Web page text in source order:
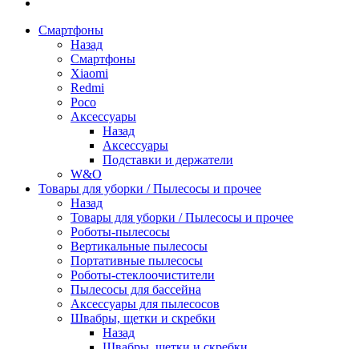
Смартфоны
Назад
Смартфоны
Xiaomi
Redmi
Poco
Аксессуары
Назад
Аксессуары
Подставки и держатели
W&O
Товары для уборки / Пылесосы и прочее
Назад
Товары для уборки / Пылесосы и прочее
Роботы-пылесосы
Вертикальные пылесосы
Портативные пылесосы
Роботы-стеклоочистители
Пылесосы для бассейна
Аксессуары для пылесосов
Швабры, щетки и скребки
Назад